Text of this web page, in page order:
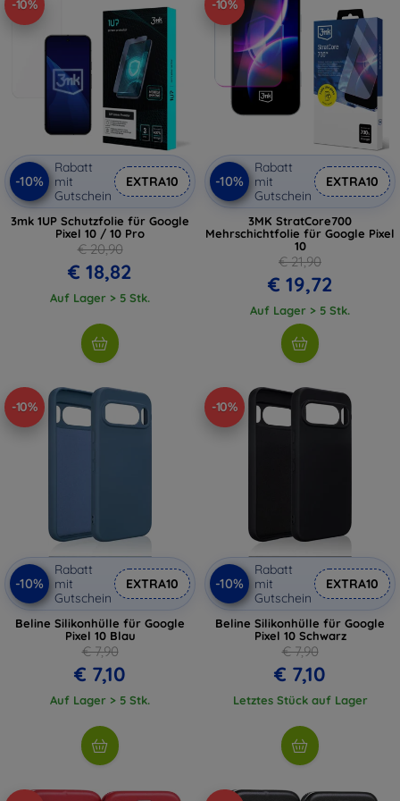
-10%
-10%
Rabatt
mit
Gutschein
EXTRA10
3mk 1UP Schutzfolie für Google
Pixel 10 / 10 Pro
€ 20,90
€ 18,82
Auf Lager > 5 Stk.
-10%
-10%
Rabatt
mit
Gutschein
EXTRA10
3MK StratCore700
Mehrschichtfolie für Google Pixel
10
€ 21,90
€ 19,72
Auf Lager > 5 Stk.
-10%
-10%
Rabatt
mit
Gutschein
EXTRA10
Beline Silikonhülle für Google
Pixel 10 Blau
€ 7,90
€ 7,10
Auf Lager > 5 Stk.
-10%
-10%
Rabatt
mit
Gutschein
EXTRA10
Beline Silikonhülle für Google
Pixel 10 Schwarz
€ 7,90
€ 7,10
Letztes Stück auf Lager